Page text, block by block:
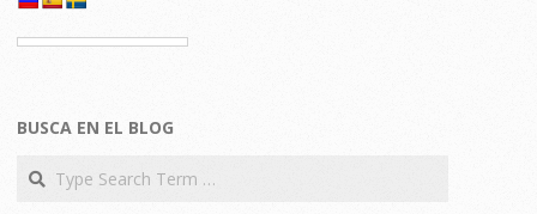
BUSCA EN EL BLOG
Search